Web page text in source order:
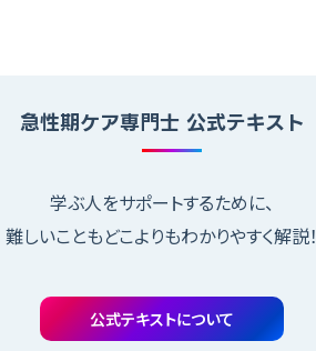
急性期ケア専門士 公式テキスト
学ぶ人をサポートするために、
難しいこともどこよりもわかりやすく解説！
公式テキストについて